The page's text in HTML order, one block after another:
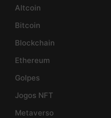
Altcoin
Bitcoin
Blockchain
Ethereum
Golpes
Jogos NFT
Metaverso